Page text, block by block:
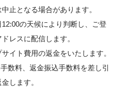
止となる場合があります。
の天候により判断し、ご登
レスに配信します。
イト費用の返金をいたします。
数料、返金振込手数料を差し引
します。